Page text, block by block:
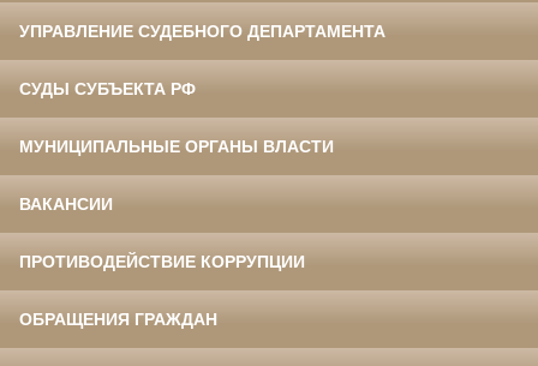
УПРАВЛЕНИЕ СУДЕБНОГО ДЕПАРТАМЕНТА
СУДЫ СУБЪЕКТА РФ
МУНИЦИПАЛЬНЫЕ ОРГАНЫ ВЛАСТИ
ВАКАНСИИ
ПРОТИВОДЕЙСТВИЕ КОРРУПЦИИ
ОБРАЩЕНИЯ ГРАЖДАН